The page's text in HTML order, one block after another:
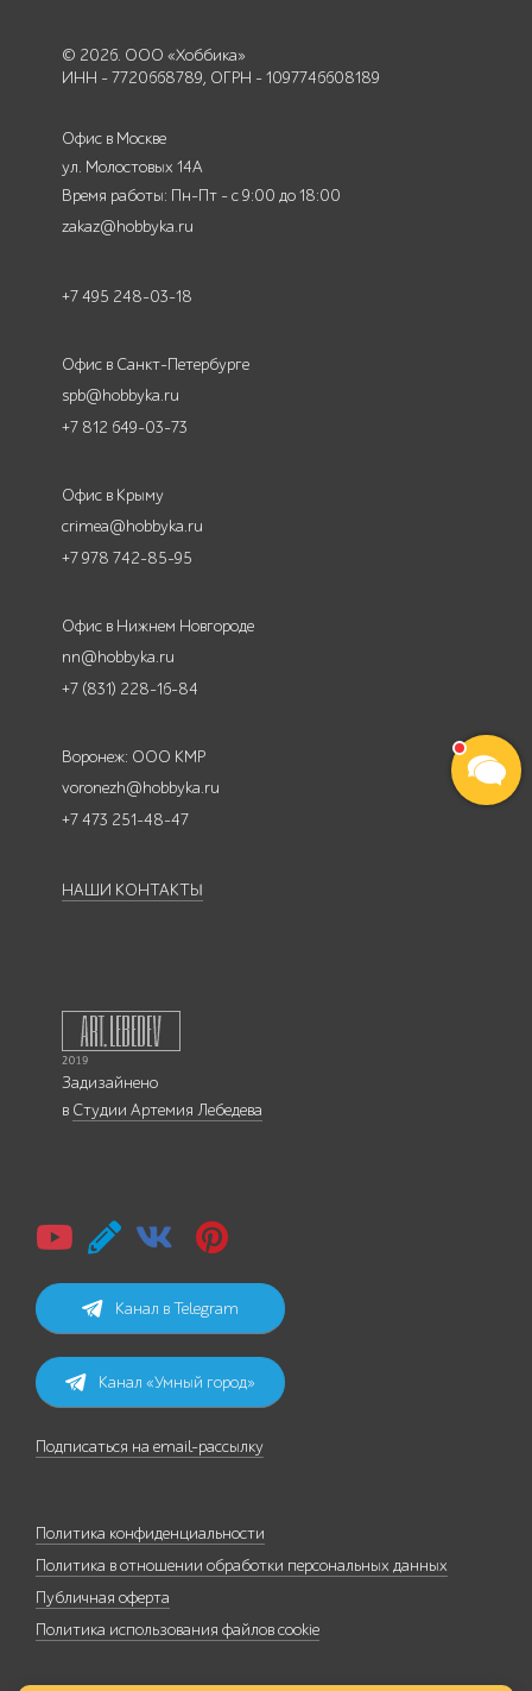
© 2026. ООО «Хоббика»
ИНН - 7720668789, ОГРН - 1097746608189
Офис в Москве
ул. Молостовых 14А
Время работы: Пн-Пт - с 9:00 до 18:00
zakaz@hobbyka.ru
+7 495 248-03-18
Офис в Санкт-Петербурге
spb@hobbyka.ru
+7 812 649-03-73
Офис в Крыму
crimea@hobbyka.ru
+7 978 742-85-95
Офис в Нижнем Новгороде
nn@hobbyka.ru
+7 (831) 228-16-84
Воронеж: ООО КМР
voronezh@hobbyka.ru
+7 473 251-48-47
НАШИ КОНТАКТЫ
Задизайнено
в Студии Артемия Лебедева
Канал в Telegram
Канал «Умный город»
Подписаться на email-рассылку
Политика конфиденциальности
Политика в отношении обработки персональных данных
Публичная оферта
Политика использования файлов cookie